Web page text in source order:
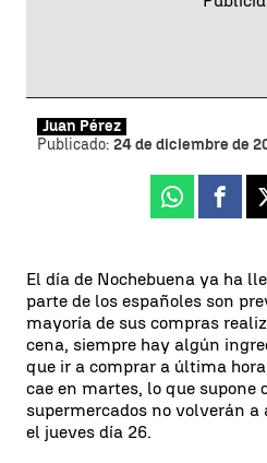
Juan Pérez
Publicado: 24 de diciembre de
Whatsapp
El día de Nochebuena ya ha
parte de los españoles son
mayoría de sus compras
cena, siempre hay algún
que ir a comprar a última
cae en martes, lo que supone
supermercados no volverán
el jueves día 26.